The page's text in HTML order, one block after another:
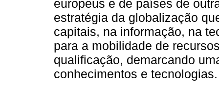
europeus e de países de
estratégia da globalização
capitais, na informação, na
para a mobilidade de
qualificação, demarcando
conhecimentos e tecnologias.